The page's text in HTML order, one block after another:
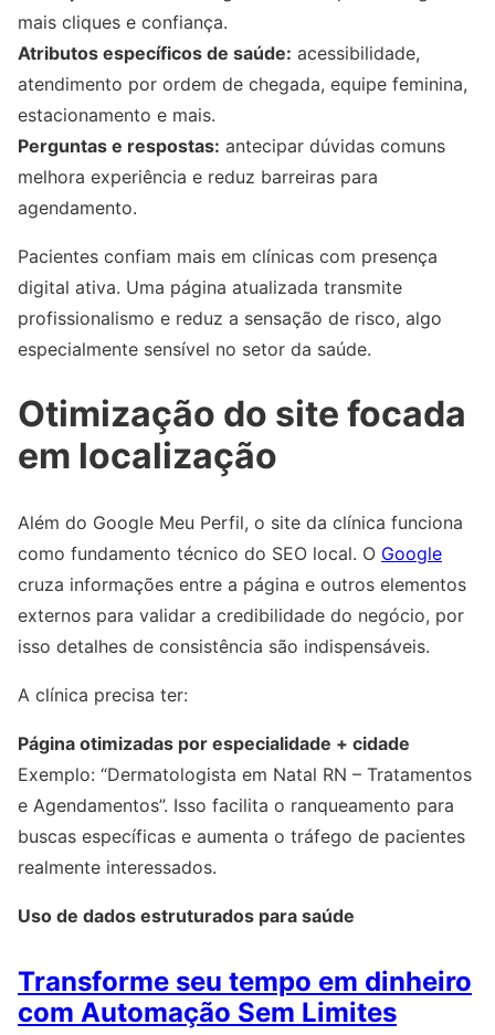
mais cliques e confiança.
Atributos específicos de saúde: acessibilidade,
atendimento por ordem de chegada, equipe feminina,
estacionamento e mais.
Perguntas e respostas: antecipar dúvidas comuns
melhora experiência e reduz barreiras para
agendamento.
Pacientes confiam mais em clínicas com presença
digital ativa. Uma página atualizada transmite
profissionalismo e reduz a sensação de risco, algo
especialmente sensível no setor da saúde.
Otimização do site focada
em localização
Além do Google Meu Perfil, o site da clínica funciona
como fundamento técnico do SEO local. O Google
cruza informações entre a página e outros elementos
externos para validar a credibilidade do negócio, por
isso detalhes de consistência são indispensáveis.
A clínica precisa ter:
Página otimizadas por especialidade + cidade
Exemplo: “Dermatologista em Natal RN – Tratamentos
e Agendamentos”. Isso facilita o ranqueamento para
buscas específicas e aumenta o tráfego de pacientes
realmente interessados.
Uso de dados estruturados para saúde
Transforme seu tempo em dinheiro
com Automação Sem Limites